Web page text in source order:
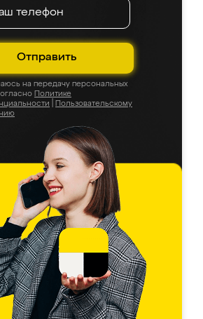
Отправить
на передачу персональных
Политике
Пользовательскому